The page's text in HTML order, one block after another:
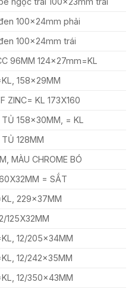
100x24mm phải
100x24mm trái
96MM 124x27mm=KL
158x29MM
ZINC= KL 173X160
TỦ 158x30MM, = KL
128MM
MÀU CHROME BÓ
= SẮT
229x37MM
125X32MM
12/205x34MM
12/242x35MM
12/350x43MM